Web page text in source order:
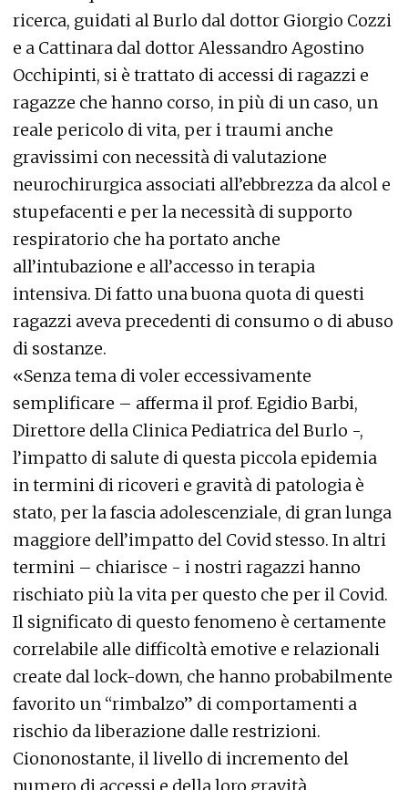
ricerca, guidati al Burlo dal dottor Giorgio Cozzi
e a Cattinara dal dottor Alessandro Agostino
Occhipinti, si è trattato di accessi di ragazzi e
ragazze che hanno corso, in più di un caso, un
reale pericolo di vita, per i traumi anche
gravissimi con necessità di valutazione
neurochirurgica associati all’ebbrezza da alcol e
stupefacenti e per la necessità di supporto
respiratorio che ha portato anche
all’intubazione e all’accesso in terapia
intensiva. Di fatto una buona quota di questi
ragazzi aveva precedenti di consumo o di abuso
di sostanze.
«Senza tema di voler eccessivamente
semplificare – afferma il prof. Egidio Barbi,
Direttore della Clinica Pediatrica del Burlo -,
l’impatto di salute di questa piccola epidemia
in termini di ricoveri e gravità di patologia è
stato, per la fascia adolescenziale, di gran lunga
maggiore dell’impatto del Covid stesso. In altri
termini – chiarisce - i nostri ragazzi hanno
rischiato più la vita per questo che per il Covid.
Il significato di questo fenomeno è certamente
correlabile alle difficoltà emotive e relazionali
create dal lock-down, che hanno probabilmente
favorito un “rimbalzo” di comportamenti a
rischio da liberazione dalle restrizioni.
Ciononostante, il livello di incremento del
numero di accessi e della loro gravità